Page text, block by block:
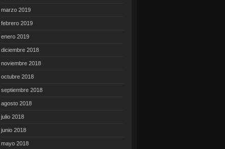
marzo 2019
febrero 2019
enero 2019
diciembre 2018
noviembre 2018
octubre 2018
septiembre 2018
agosto 2018
julio 2018
junio 2018
mayo 2018